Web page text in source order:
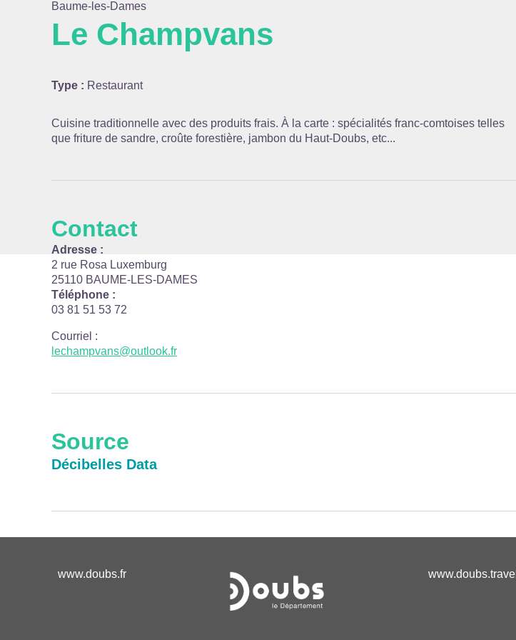
Baume-les-Dames
Le Champvans
Type : Restaurant
Cuisine traditionnelle avec des produits frais. À la carte : spécialités franc-comtoises telles
que friture de sandre, croûte forestière, jambon du Haut-Doubs, etc...
Contact
Adresse :
2 rue Rosa Luxemburg
25110 BAUME-LES-DAMES
Téléphone :
03 81 51 53 72
Courriel :
lechampvans@outlook.fr
Source
Décibelles Data
www.doubs.fr www.doubs.travel